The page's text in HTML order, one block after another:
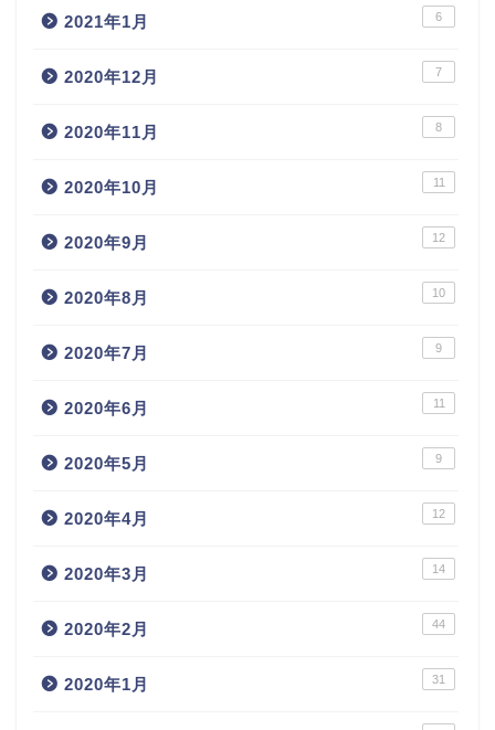
2021年1月 6
2020年12月 7
2020年11月 8
2020年10月 11
2020年9月 12
2020年8月 10
2020年7月 9
2020年6月 11
2020年5月 9
2020年4月 12
2020年3月 14
2020年2月 44
2020年1月 31